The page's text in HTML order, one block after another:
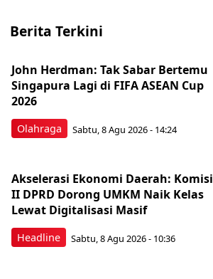
Berita Terkini
Olahraga
John Herdman: Tak Sabar Bertemu
Singapura Lagi di FIFA ASEAN Cup
2026
Sabtu, 8 Agu 2026 - 14:24
Headline
Akselerasi Ekonomi Daerah: Komisi
II DPRD Dorong UMKM Naik Kelas
Lewat Digitalisasi Masif
Sabtu, 8 Agu 2026 - 10:36